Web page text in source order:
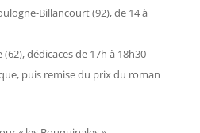
Billancourt (92), de 14 à
dédicaces de 17h à 18h30
puis remise du prix du roman